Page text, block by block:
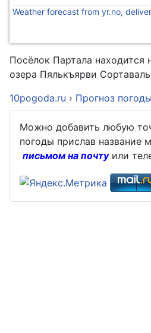
Weather forecast from yr.no,
Посёлок Партала находится
озера Пялькъярви
10pogoda.ru › Прогноз
Можно добавить любую
погоды прислав название
письмом на почтуили